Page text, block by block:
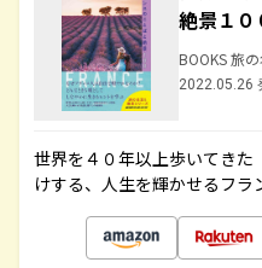
絶景１０
BOOKS 旅
2022.05.26
世界を４０年以上歩いてき
けする、人生を輝かせるフ